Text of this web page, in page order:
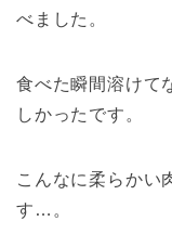
べました。
食べた瞬間溶けて
しかったです。
こんなに柔らかい
す…。